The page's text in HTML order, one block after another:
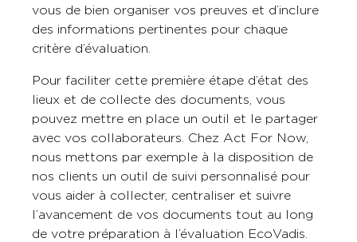
vous de bien organiser vos preuves et d’inclure
des informations pertinentes pour chaque
critère d’évaluation.
Pour faciliter cette première étape d’état des
lieux et de collecte des documents, vous
pouvez mettre en place un outil et le partager
avec vos collaborateurs. Chez Act For Now,
nous mettons par exemple à la disposition de
nos clients un outil de suivi personnalisé pour
vous aider à collecter, centraliser et suivre
l’avancement de vos documents tout au long
de votre préparation à l’évaluation EcoVadis.